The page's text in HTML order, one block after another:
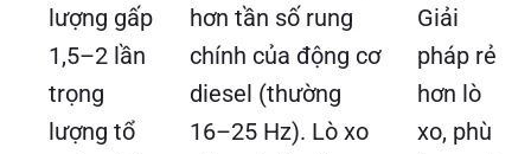
lượng gấp
1,5–2 lần
trọng
lượng tổ
hơn tần số rung
chính của động cơ
diesel (thường
16–25 Hz). Lò xo
Giải
pháp rẻ
hơn lò
xo, phù